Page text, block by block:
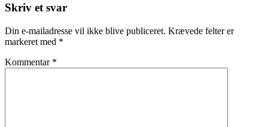
Skriv et svar
Din e-mailadresse vil ikke blive publiceret. Krævede felter er
markeret med *
Kommentar *